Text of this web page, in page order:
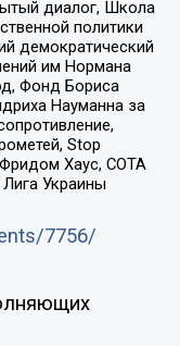
диалог, Школа
политики
демократический
им Нормана
Фонд Бориса
Науманна за
Stop
Хаус, СОТА
Украины
7756/